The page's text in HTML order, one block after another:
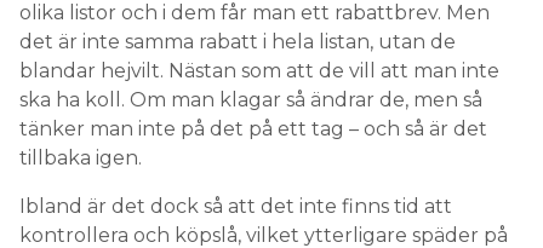
olika listor och i dem får man ett rabattbrev. Men
det är inte samma rabatt i hela listan, utan de
blandar hejvilt. Nästan som att de vill att man inte
ska ha koll. Om man klagar så ändrar de, men så
tänker man inte på det på ett tag – och så är det
tillbaka igen.
Ibland är det dock så att det inte finns tid att
kontrollera och köpslå, vilket ytterligare späder på